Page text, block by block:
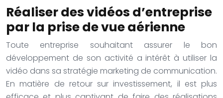
Réaliser des vidéos d’entreprise
par la prise de vue aérienne
Toute entreprise souhaitant assurer le bon
développement de son activité a intérêt à utiliser la
vidéo dans sa stratégie marketing de communication.
En matière de retour sur investissement, il est plus